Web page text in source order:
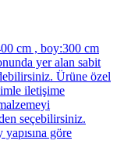
cm , boy:300 cm
yer alan sabit
Ürüne özel
iletişime
seçebilirsiniz.
göre